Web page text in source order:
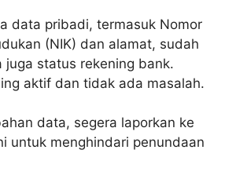
data pribadi, termasuk Nomor
(NIK) dan alamat, sudah
juga status rekening bank.
aktif dan tidak ada masalah.
data, segera laporkan ke
untuk menghindari penundaan